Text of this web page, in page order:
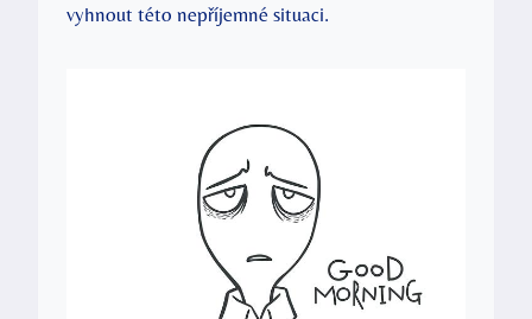
vyhnout této nepříjemné situaci.